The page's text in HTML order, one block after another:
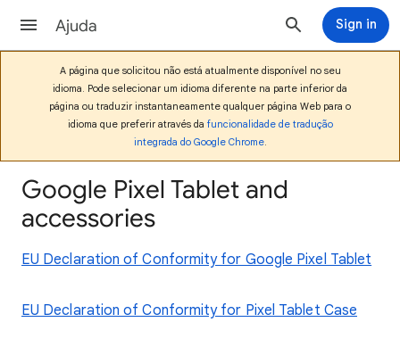
Ajuda Sign in
A página que solicitou não está atualmente disponível no seu
idioma. Pode selecionar um idioma diferente na parte inferior da
página ou traduzir instantaneamente qualquer página Web para o
idioma que preferir através da funcionalidade de tradução
integrada do Google Chrome.
Google Pixel Tablet and
accessories
EU Declaration of Conformity for Google Pixel Tablet
EU Declaration of Conformity for Pixel Tablet Case